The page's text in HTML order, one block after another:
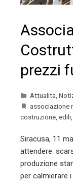
prezzi
Attualità,
associazione
costruzione, edili,
Siracusa, 11
attendere:
produzione
per calmierare